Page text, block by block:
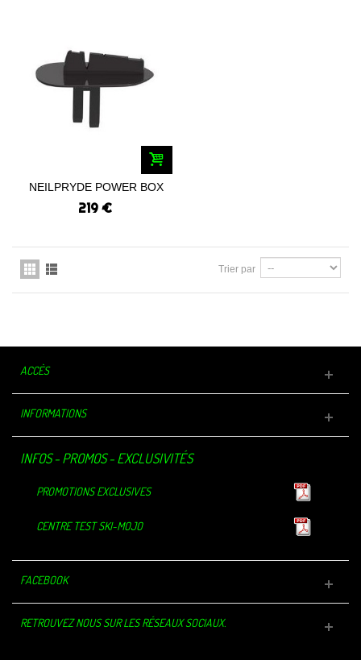
NEILPRYDE POWER BOX
ADAPTER
219 €
Trier par
ACCÈS
INFORMATIONS
INFOS - PROMOS - EXCLUSIVITÉS
PROMOTIONS EXCLUSIVES
CENTRE TEST SKI-MOJO
FACEBOOK
RETROUVEZ NOUS SUR LES RÉSEAUX SOCIAUX.